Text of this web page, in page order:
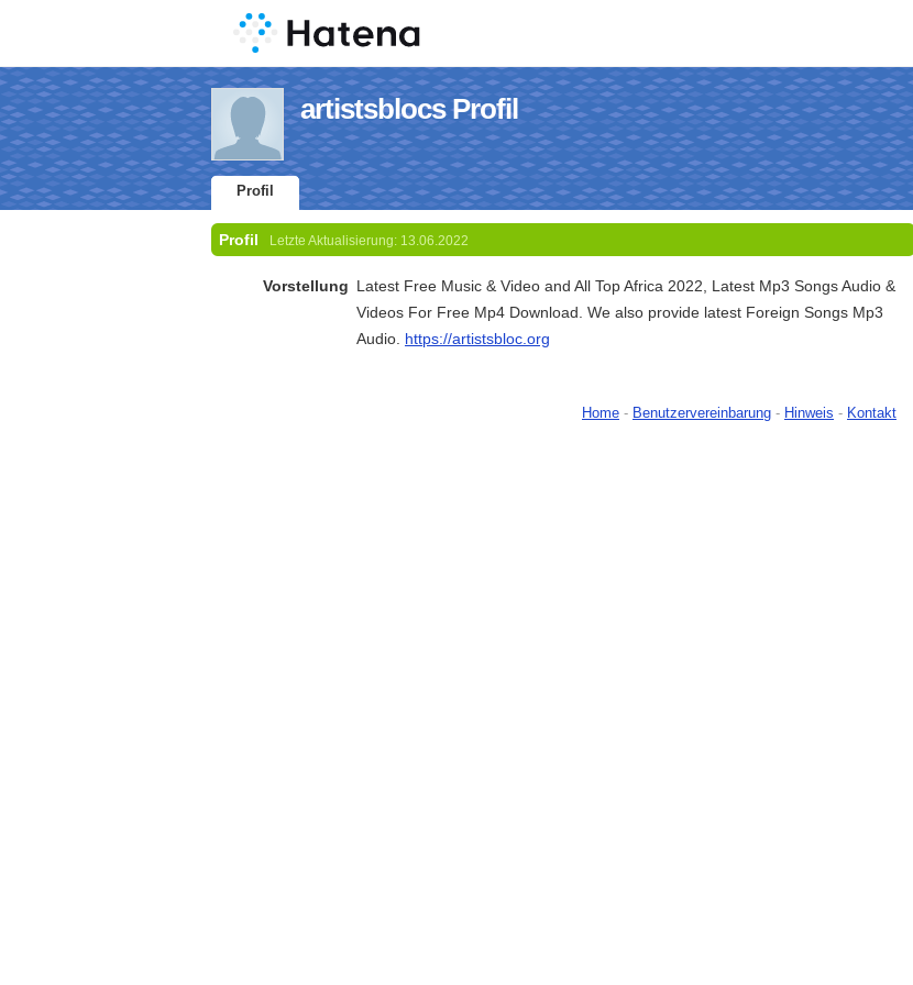
artistsblocs Profil
Profil
Profil Letzte Aktualisierung: 13.06.2022
Vorstellung Latest Free Music & Video and All Top Africa 2022, Latest Mp3 Songs Audio &
Videos For Free Mp4 Download. We also provide latest Foreign Songs Mp3
Audio. https://artistsbloc.org
Home - Benutzervereinbarung - Hinweis - Kontakt